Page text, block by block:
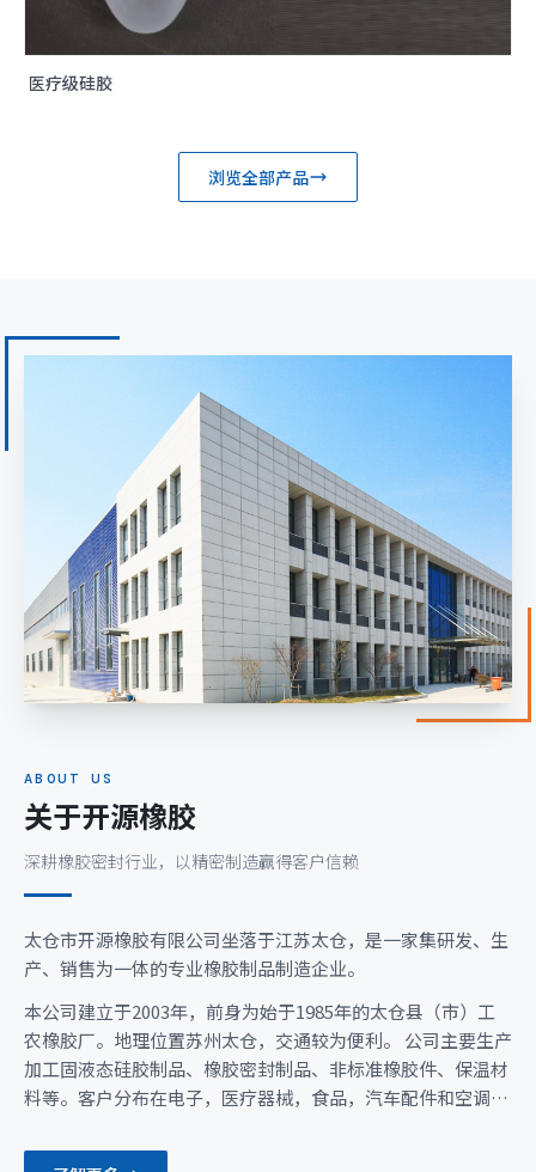
医疗级硅胶
浏览全部产品
ABOUT US
关于开源橡胶
深耕橡胶密封行业，以精密制造赢得客户信赖
太仓市开源橡胶有限公司坐落于江苏太仓，是一家集研发、生
产、销售为一体的专业橡胶制品制造企业。
本公司建立于2003年，前身为始于1985年的太仓县（市）工
农橡胶厂。地理位置苏州太仓，交通较为便利。 公司主要生产
加工固液态硅胶制品、橡胶密封制品、非标准橡胶件、保温材
料等。客户分布在电子，医疗器械，食品，汽车配件和空调行
设备及试验检测设备。目前在职工人数80人，其中管理人员19